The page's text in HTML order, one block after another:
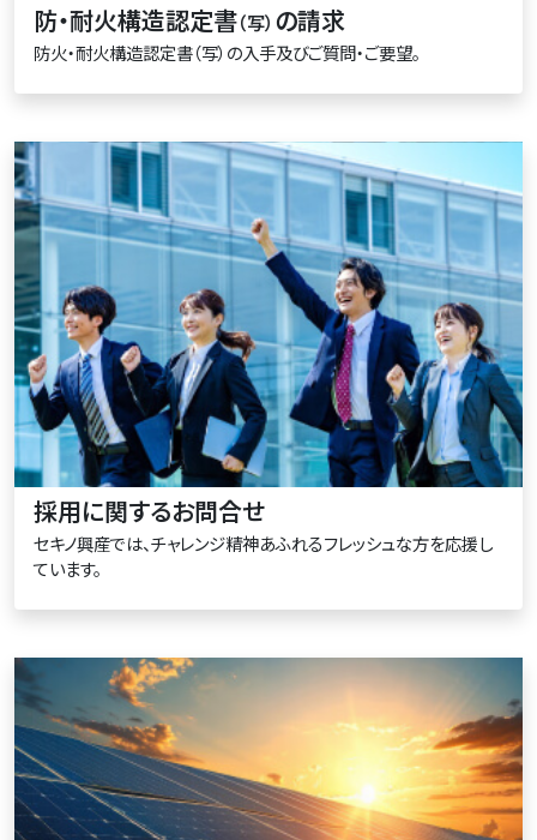
防・耐火構造認定書（写） の請求
防火・耐火構造認定書（写）の入手及びご質問・ご要望。
採用に関するお問合せ
セキノ興産では、チャレンジ精神あふれるフレッシュな方を応援し
ています。